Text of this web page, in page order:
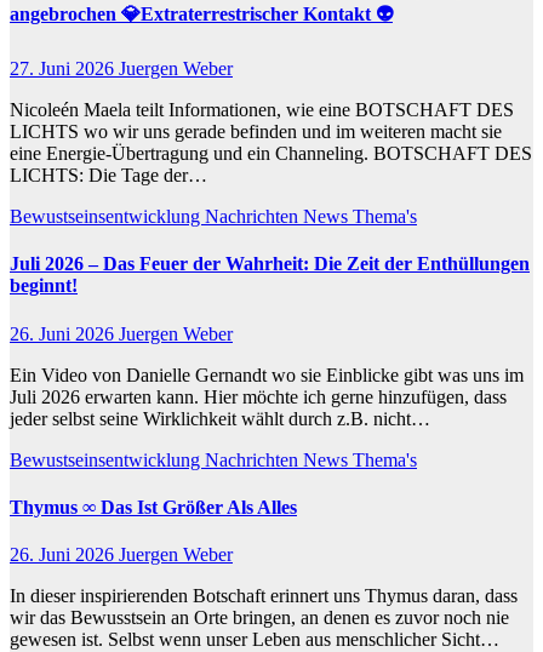
angebrochen 💎Extraterrestrischer Kontakt 👽
27. Juni 2026 Juergen Weber
Nicoleén Maela teilt Informationen, wie eine BOTSCHAFT DES
LICHTS wo wir uns gerade befinden und im weiteren macht sie
eine Energie-Übertragung und ein Channeling. BOTSCHAFT DES
LICHTS: Die Tage der…
Bewustseinsentwicklung Nachrichten News Thema's
Juli 2026 – Das Feuer der Wahrheit: Die Zeit der Enthüllungen
beginnt!
26. Juni 2026 Juergen Weber
Ein Video von Danielle Gernandt wo sie Einblicke gibt was uns im
Juli 2026 erwarten kann. Hier möchte ich gerne hinzufügen, dass
jeder selbst seine Wirklichkeit wählt durch z.B. nicht…
Bewustseinsentwicklung Nachrichten News Thema's
Thymus ∞ Das Ist Größer Als Alles
26. Juni 2026 Juergen Weber
In dieser inspirierenden Botschaft erinnert uns Thymus daran, dass
wir das Bewusstsein an Orte bringen, an denen es zuvor noch nie
gewesen ist. Selbst wenn unser Leben aus menschlicher Sicht…